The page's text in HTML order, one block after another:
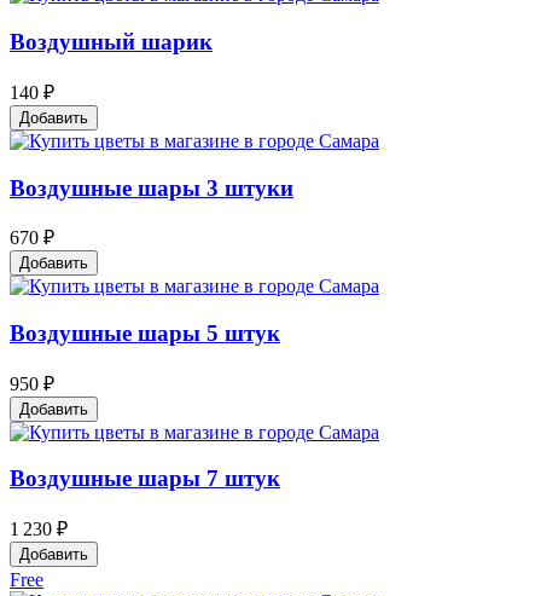
Воздушный шарик
140 ₽
Добавить
Воздушные шары 3 штуки
670 ₽
Добавить
Воздушные шары 5 штук
950 ₽
Добавить
Воздушные шары 7 штук
1 230 ₽
Добавить
Free